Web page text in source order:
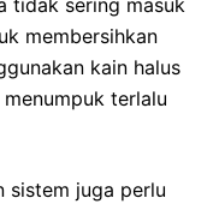
tidak sering masuk
membersihkan
kain halus
terlalu
sistem juga perlu